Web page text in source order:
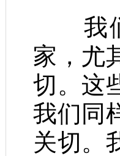
我们
家，尤
切。这
我们同
关切。